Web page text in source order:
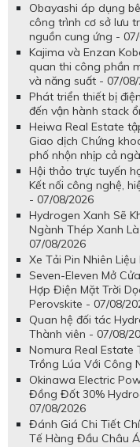
Obayashi áp dụng
công trình cơ sở lưu
nguồn cung ứng -
Kajima và Enzan
quan thi công phần
và năng suất - 07/
Phát triển thiết bị
đến vận hành stack
Heiwa Real Estate
Giao dịch Chứng
phố nhộn nhịp cả
Hội thảo trực tuyến
Kết nối công nghệ,
- 07/08/2026
Hydrogen Xanh Sẽ
Ngành Thép Xanh
07/08/2026
Xe Tải Pin Nhiên
Seven-Eleven Mở
Hợp Điện Mặt Trời
Perovskite - 07/08/
Quan hệ đối tác
Thành viên - 07/08/
Nomura Real Estate
Trồng Lúa Với Công
Okinawa Electric
Đồng Đốt 30%
07/08/2026
Đánh Giá Chi Tiết
Tế Hàng Đầu Châu